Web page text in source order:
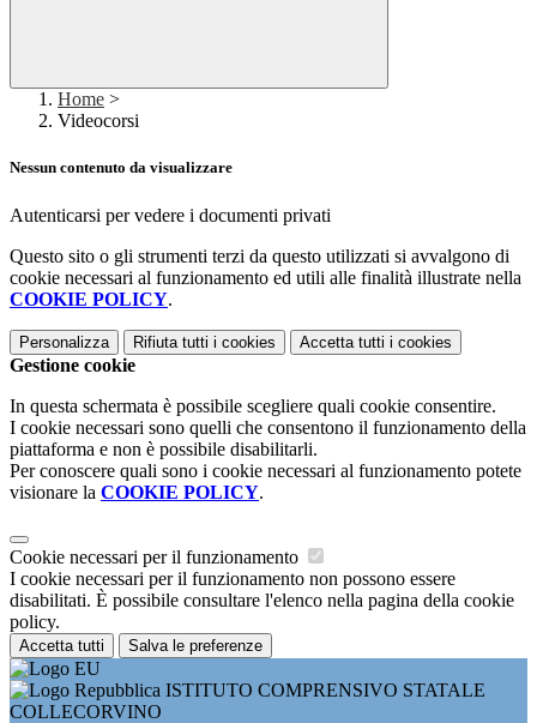
Home >
Videocorsi
Nessun contenuto da visualizzare
Autenticarsi per vedere i documenti privati
Questo sito o gli strumenti terzi da questo utilizzati si avvalgono di
cookie necessari al funzionamento ed utili alle finalità illustrate nella
COOKIE POLICY.
Personalizza Rifiuta tutti i cookies Accetta tutti i cookies
Gestione cookie
In questa schermata è possibile scegliere quali cookie consentire.
I cookie necessari sono quelli che consentono il funzionamento della
piattaforma e non è possibile disabilitarli.
Per conoscere quali sono i cookie necessari al funzionamento potete
visionare la COOKIE POLICY.
Cookie necessari per il funzionamento
I cookie necessari per il funzionamento non possono essere
disabilitati. È possibile consultare l'elenco nella pagina della cookie
policy.
Accetta tutti Salva le preferenze
ISTITUTO COMPRENSIVO STATALE
COLLECORVINO